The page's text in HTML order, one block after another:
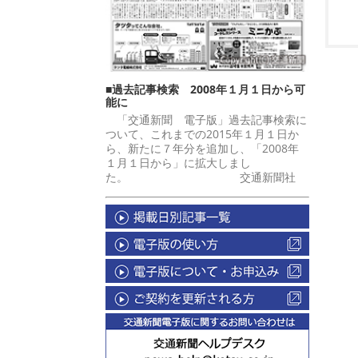
■過去記事検索 2008年１月１日から可
能に
「交通新聞 電子版」過去記事検索に
ついて、これまでの2015年１月１日か
ら、新たに７年分を追加し、「2008年
１月１日から」に拡大しまし
た。 交通新聞社